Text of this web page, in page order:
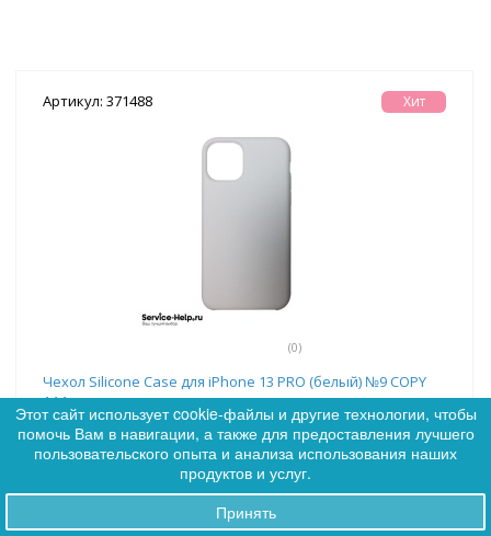
0
Артикул: 371488
(0)
Хит
Чехол Silicone Case для iPhone 13 PRO (белый) №9 COPY
AAA+
Дилер: 99
Premium: 92
Этот сайт использует cookie-файлы и другие технологии, чтобы
помочь Вам в навигации, а также для предоставления лучшего
пользовательского опыта и анализа использования наших
продуктов и услуг.
Принять